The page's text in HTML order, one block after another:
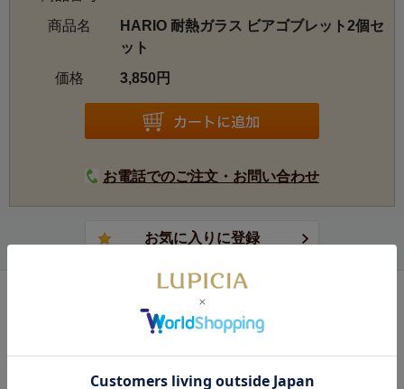
商品名
HARIO 耐熱ガラス ビアゴブレット2個セ
ット
価格
3,850円
お電話でのご注文・お問い合わせ
おすすめのお茶